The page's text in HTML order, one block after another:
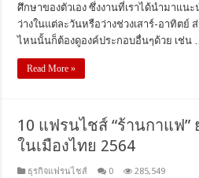
ศึกษาของตัวเอง ซึ่งงานที่เราได้นำมาแน
ว่างในแต่ละวันหรือว่างช่วงเสาร์-อาทิตย์
ไหนนั้นก็ต้องดูองค์ประกอบอื่นๆด้วย เช่น …
Read More »
10 แฟรนไชส์ “ร้านกาแฟ
ในเมืองไทย 2564
ธุรกิจแฟรนไชส์ 0 285,549